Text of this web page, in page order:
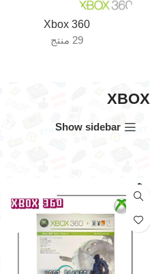
Xbox 360
29 منتج
XBOX
Show sidebar